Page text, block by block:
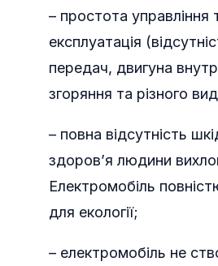
– простота управління
експлуатація
передач, двигуна
згоряння та різного
– повна відсутність
здоров’я людини
Електромобіль
для екології;
– електромобіль не